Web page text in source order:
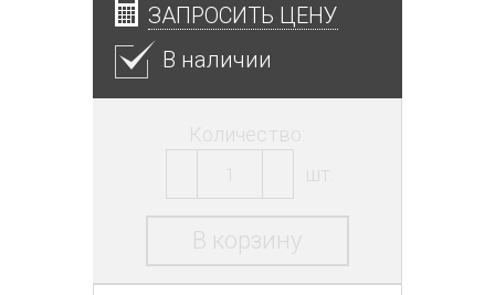
ЗАПРОСИТЬ ЦЕНУ
В наличии
Количество:
шт.
В корзину